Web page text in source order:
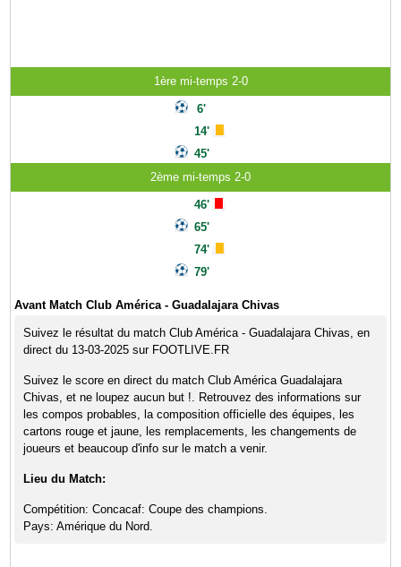
1ère mi-temps 2-0
6'
14'
45'
2ème mi-temps 2-0
46'
65'
74'
79'
Avant Match Club América - Guadalajara Chivas
Suivez le résultat du match Club América - Guadalajara Chivas, en
direct du 13-03-2025 sur FOOTLIVE.FR
Suivez le score en direct du match Club América Guadalajara
Chivas, et ne loupez aucun but !. Retrouvez des informations sur
les compos probables, la composition officielle des équipes, les
cartons rouge et jaune, les remplacements, les changements de
joueurs et beaucoup d'info sur le match a venir.
Lieu du Match:
Compétition: Concacaf: Coupe des champions.
Pays: Amérique du Nord.